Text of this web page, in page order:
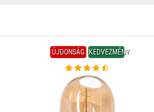
ÚJDONSÁG KEDVEZMÉNY